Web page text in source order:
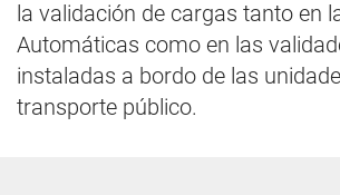
la validación de cargas tanto en
Automáticas como en las
instaladas a bordo de las
transporte público.